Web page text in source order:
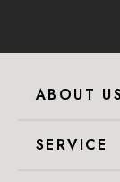
ABOUT US
SERVICE